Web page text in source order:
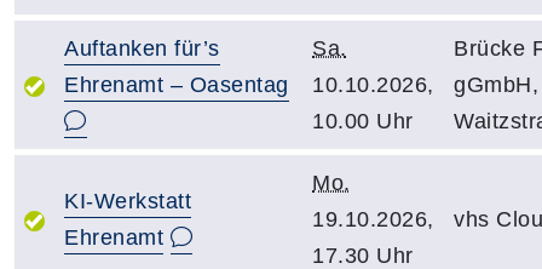
Auftanken für’s
Ehrenamt – Oasentag
Sa.
10.10.2026,
10.00 Uhr
Brücke
gGmbH,
KI-Werkstatt
Ehrenamt
Mo.
19.10.2026,
17.30 Uhr
vhs